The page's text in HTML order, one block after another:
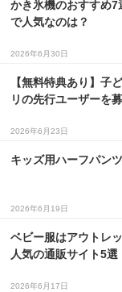
かき氷機のおすすめ
で人気なのは？
2026年6月30日
【無料特典あり】子
リの先行ユーザーを
2026年6月23日
キッズ用ハーフパン
2026年6月19日
ベビー服はアウトレ
人気の通販サイト5選
2026年6月17日